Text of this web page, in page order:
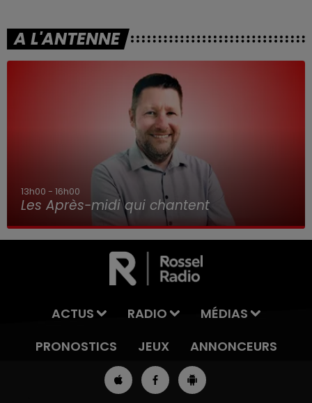
A L'ANTENNE
16h00 - 19h00
Le Jukebox RDL
ACTUS RADIO
MÉDIAS
PRONOSTICS
JEUX ANNONCEURS